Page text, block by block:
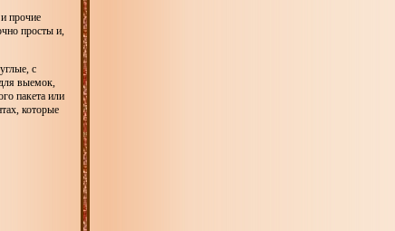
прочие
просты и,
с
выемок,
пакета или
которые